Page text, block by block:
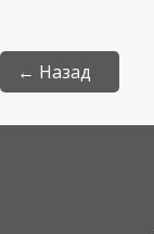
← Назад